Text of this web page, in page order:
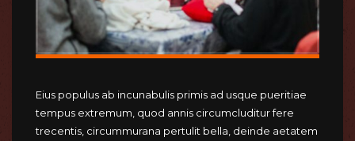
Eius populus ab incunabulis primis ad usque pueritiae
tempus extremum, quod annis circumcluditur fere
trecentis, circummurana pertulit bella, deinde aetatem